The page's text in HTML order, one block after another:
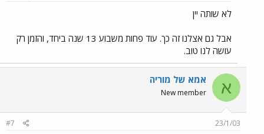
לא שותה יין
אבל גם אצלנו זה כך. עוד פחות משבוע 13 שנה ביחד, והזמן רק
עושה לנו טוב.
א אמא של מוריה
New member
23/1/03
#7